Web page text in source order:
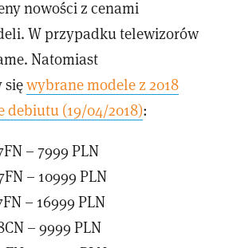
nowości z cenami
W przypadku telewizorów
Natomiast
sięwybrane modele z 2018
debiutu (19/04/2018):
– 7999 PLN
– 10999 PLN
– 16999 PLN
– 9999 PLN